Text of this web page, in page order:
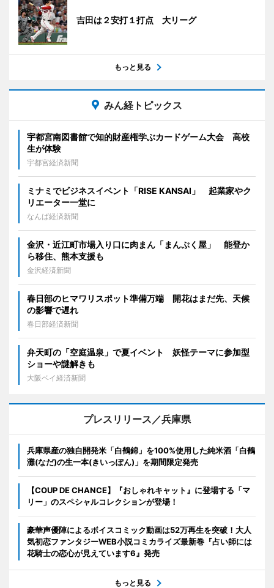
吉田は２安打１打点 大リーグ
もっと見る
みん経トピックス
宇都宮南図書館で知的財産権学ぶカードゲーム大会 高校
生が体験
宇都宮経済新聞
ミナミでビジネスイベント「RISE KANSAI」 起業家やク
リエーター一堂に
なんば経済新聞
金沢・近江町市場入り口に肉まん「まんぷく屋」 能登か
ら移住、熊本支援も
金沢経済新聞
春日部のヒマワリスポット準備万端 開花はまだ先、天候
の影響で遅れ
春日部経済新聞
弁天町の「空庭温泉」で夏イベント 妖怪テーマに参加型
ショーや謎解きも
大阪ベイ経済新聞
プレスリリース／兵庫県
兵庫県産の独自開発米「白鶴錦」を100%使用した純米酒「白鶴
灘(なだ)の生一本(きいっぽん)」を期間限定発売
【COUP DE CHANCE】『おしゃれキャット』に登場する「マ
リー」のスペシャルコレクションが登場！
豪華声優陣によるボイスコミック動画は52万再生を突破！大人
気初恋ファンタジーWEB小説コミカライズ最新巻『占い師には
花騎士の恋心が見えています6』発売
もっと見る